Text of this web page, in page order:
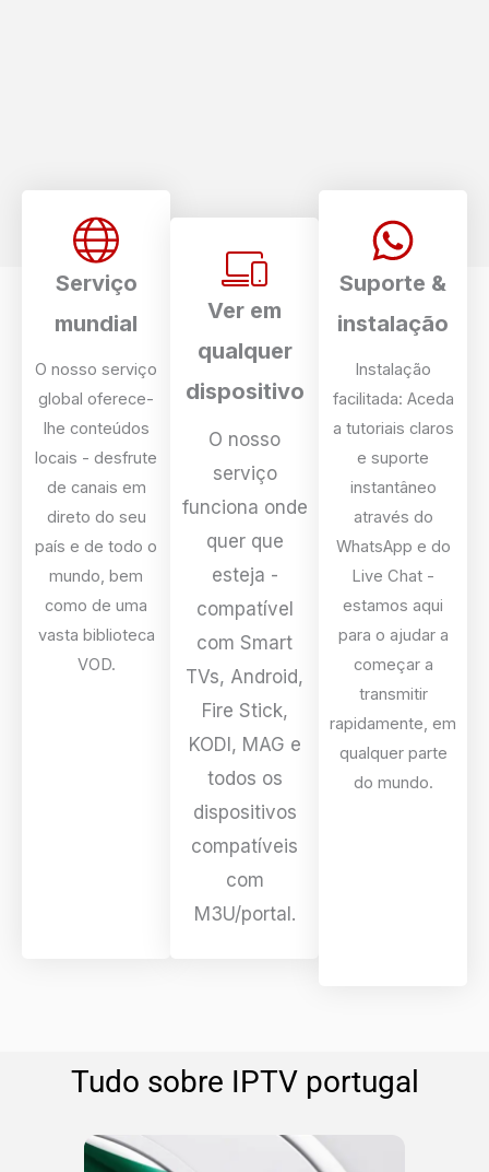
Serviço
mundial
O nosso serviço
global oferece-
lhe conteúdos
locais - desfrute
de canais em
direto do seu
país e de todo o
mundo, bem
como de uma
vasta biblioteca
VOD.
Ver em
qualquer
dispositivo
O nosso
serviço
funciona onde
quer que
esteja -
compatível
com Smart
TVs, Android,
Fire Stick,
KODI, MAG e
todos os
dispositivos
compatíveis
com
M3U/portal.
Suporte &
instalação
Instalação
facilitada: Aceda
a tutoriais claros
e suporte
instantâneo
através do
WhatsApp e do
Live Chat -
estamos aqui
para o ajudar a
começar a
transmitir
rapidamente, em
qualquer parte
do mundo.
Tudo sobre IPTV portugal